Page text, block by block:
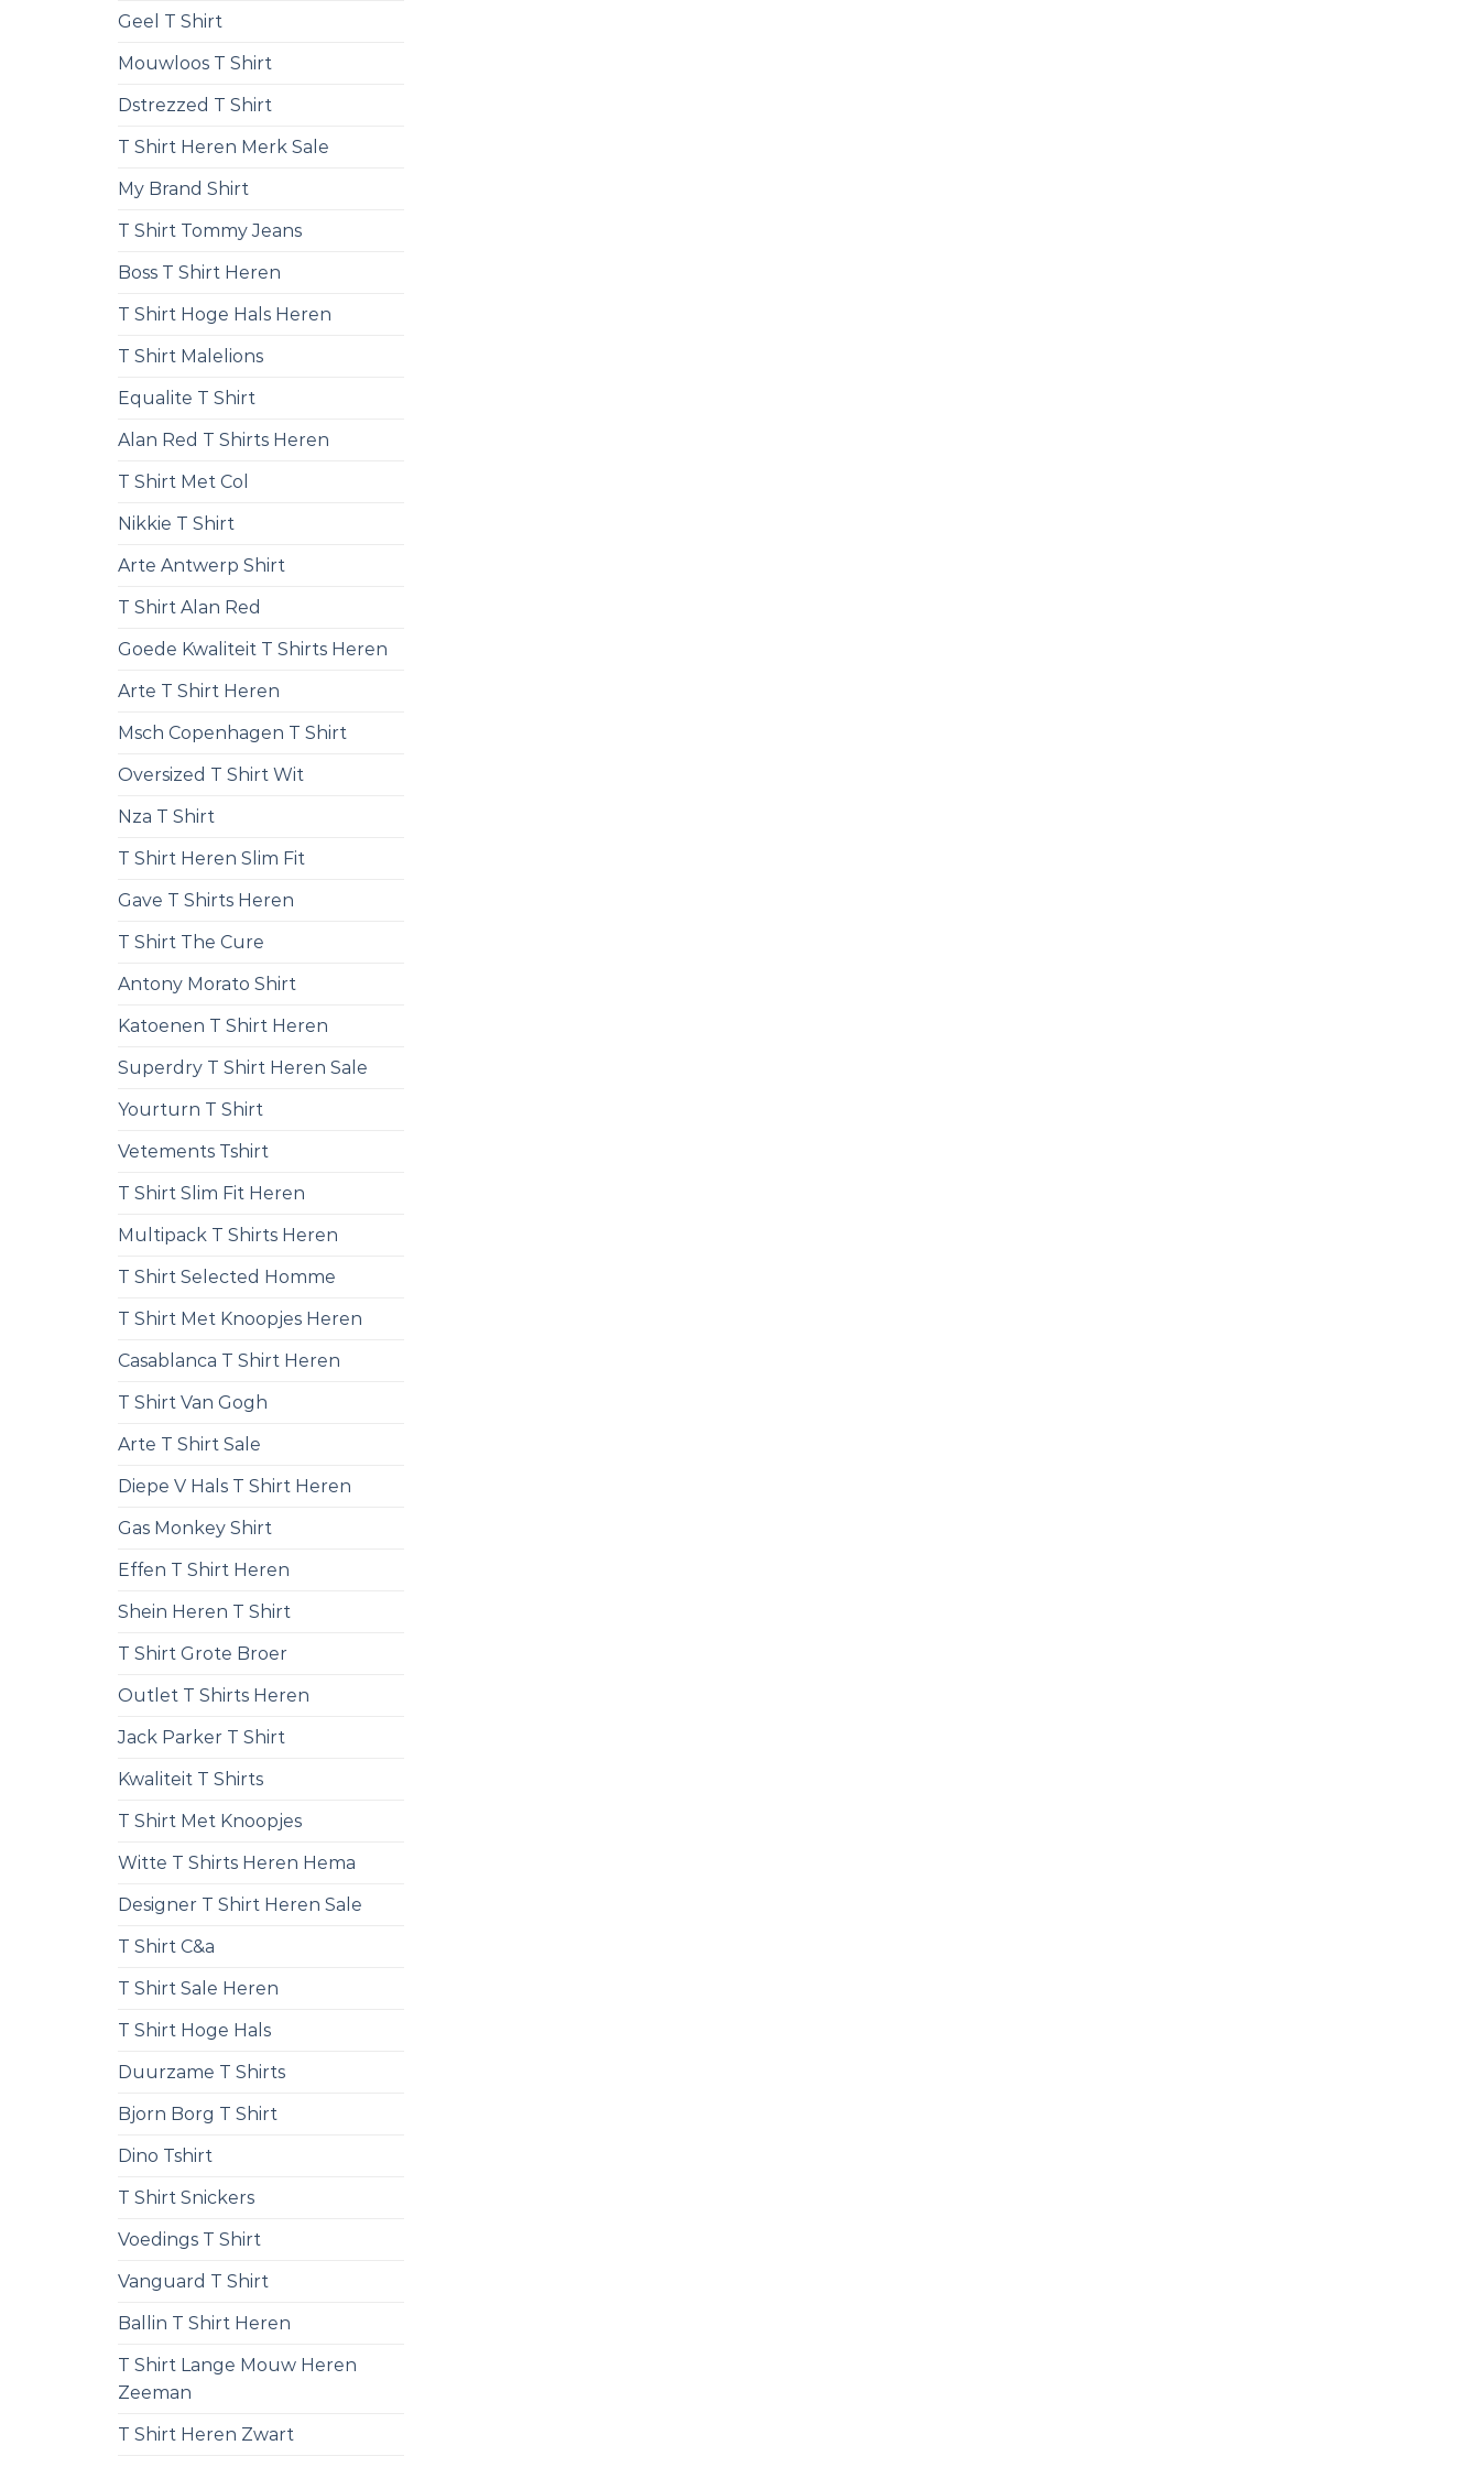
Geel T Shirt
Mouwloos T Shirt
Dstrezzed T Shirt
T Shirt Heren Merk Sale
My Brand Shirt
T Shirt Tommy Jeans
Boss T Shirt Heren
T Shirt Hoge Hals Heren
T Shirt Malelions
Equalite T Shirt
Alan Red T Shirts Heren
T Shirt Met Col
Nikkie T Shirt
Arte Antwerp Shirt
T Shirt Alan Red
Goede Kwaliteit T Shirts Heren
Arte T Shirt Heren
Msch Copenhagen T Shirt
Oversized T Shirt Wit
Nza T Shirt
T Shirt Heren Slim Fit
Gave T Shirts Heren
T Shirt The Cure
Antony Morato Shirt
Katoenen T Shirt Heren
Superdry T Shirt Heren Sale
Yourturn T Shirt
Vetements Tshirt
T Shirt Slim Fit Heren
Multipack T Shirts Heren
T Shirt Selected Homme
T Shirt Met Knoopjes Heren
Casablanca T Shirt Heren
T Shirt Van Gogh
Arte T Shirt Sale
Diepe V Hals T Shirt Heren
Gas Monkey Shirt
Effen T Shirt Heren
Shein Heren T Shirt
T Shirt Grote Broer
Outlet T Shirts Heren
Jack Parker T Shirt
Kwaliteit T Shirts
T Shirt Met Knoopjes
Witte T Shirts Heren Hema
Designer T Shirt Heren Sale
T Shirt C&a
T Shirt Sale Heren
T Shirt Hoge Hals
Duurzame T Shirts
Bjorn Borg T Shirt
Dino Tshirt
T Shirt Snickers
Voedings T Shirt
Vanguard T Shirt
Ballin T Shirt Heren
T Shirt Lange Mouw Heren
Zeeman
T Shirt Heren Zwart